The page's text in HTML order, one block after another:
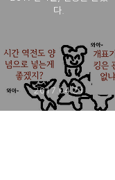
다.
2017.04.21